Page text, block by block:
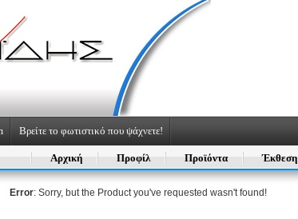
Βρείτε το φωτιστικό που ψάχνετε!
Αρχική Προφίλ Προϊόντα Έκθεση
Error: Sorry, but the Product you've requested wasn't found!